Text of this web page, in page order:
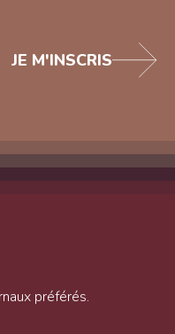
JE M'INSCRIS
préférés.